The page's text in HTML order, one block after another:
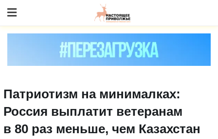
to content
Патриотизм на минималках:
Россия выплатит ветеранам
в 80 раз меньше, чем Казахстан